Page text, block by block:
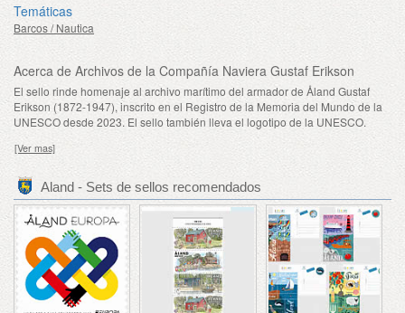
Temáticas
Barcos / Nautica
Acerca de Archivos de la Compañía Naviera Gustaf Erikson
El sello rinde homenaje al archivo marítimo del armador de Åland Gustaf
Erikson (1872-1947), inscrito en el Registro de la Memoria del Mundo de la
UNESCO desde 2023. El sello también lleva el logotipo de la UNESCO.
[Ver mas]
Aland - Sets de sellos recomendados